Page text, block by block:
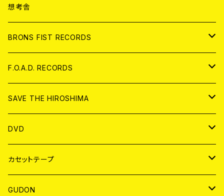
ANALOG
CD
アパレル
ANALOG
想考舎
BRONS FIST RECORDS
CD
ANALOG
F.O.A.D. RECORDS
CD
ANALOG
SAVE THE HIROSHIMA
アパレル
BADGE
DVD
JAPAN
WORLD
カセットテープ
JAPAN
GUDON